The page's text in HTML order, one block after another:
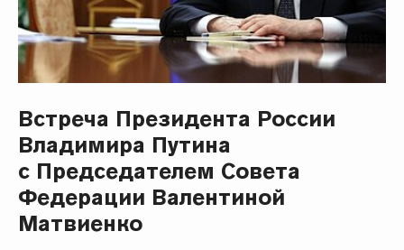
Встреча Президента России
Владимира Путина
с Председателем Совета
Федерации Валентиной
Матвиенко